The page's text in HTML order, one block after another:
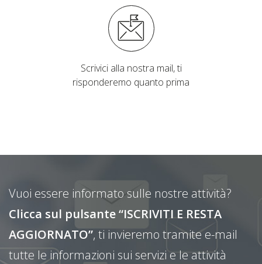
Scrivici alla nostra mail, ti
risponderemo quanto prima
Vuoi essere informato sulle nostre attività?
Clicca sul pulsante “ISCRIVITI E RESTA
AGGIORNATO”, ti invieremo tramite e-mail
tutte le informazioni sui servizi e le attività